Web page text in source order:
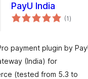
PayU India
(1કુલ
રેટિંગ્સ
)
payment plugin by
(India) for
(tested from 5.3 to